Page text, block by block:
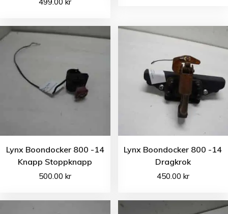
Lynx Boondocker 800 -14
Knapp Stoppknapp
500.00kr
Lynx Boondocker 800 -14
Dragkrok
450.00 kr